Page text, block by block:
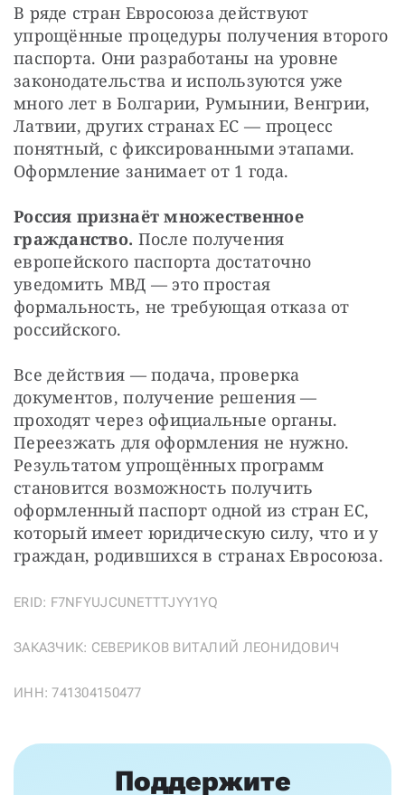
В ряде стран Евросоюза действуют
упрощённые процедуры получения второго
паспорта. Они разработаны на уровне
законодательства и используются уже
много лет в Болгарии, Румынии, Венгрии,
Латвии, других странах ЕС — процесс
понятный, с фиксированными этапами.
Оформление занимает от 1 года.
Россия признаёт множественное
гражданство. После получения
европейского паспорта достаточно
уведомить МВД — это простая
формальность, не требующая отказа от
российского.
Все действия — подача, проверка
документов, получение решения —
проходят через официальные органы.
Переезжать для оформления не нужно.
Результатом упрощённых программ
становится возможность получить
оформленный паспорт одной из стран ЕС,
который имеет юридическую силу, что и у
граждан, родившихся в странах Евросоюза.
ERID: F7NFYUJCUNETTTJYY1YQ
ЗАКАЗЧИК: СЕВЕРИКОВ ВИТАЛИЙ ЛЕОНИДОВИЧ
ИНН: 741304150477
Поддержите